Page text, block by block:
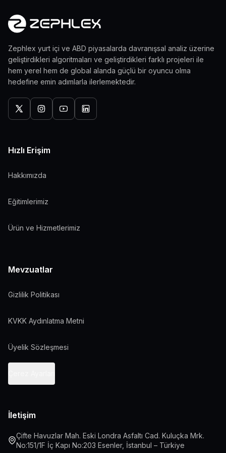
Zephlex yurt içi ve ABD piyasalarda davranışsal analiz üzerine
geliştirdikleri algoritmaları ve geliştirdikleri farklı projeleri ile
hem yerel hem de global alanda güçlü bir oyuncu olma
hedefine emin adımlarla ilerlemektedir.
Hızlı Erişim
Hakkımızda
Eğitimlerimiz
Ürün ve Hizmetlerimiz
Mevzuatlar
Gizlilik Politikası
KVKK Aydınlatma Metni
Üyelik Sözleşmesi
İletişim
Çifte Havuzlar Mah. Eski Londra Asfaltı Cad. Kuluçka Mrk.
No:151/1F İç Kapı No:203 Esenler, İstanbul – Türkiye